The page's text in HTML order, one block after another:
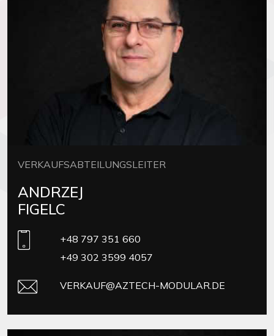
VERKAUFSABTEILUNGSLEITER
ANDRZEJ
FIGELC
+48 797 351 660
+49 302 3599 4057
VERKAUF@AZTECH-MODULAR.DE